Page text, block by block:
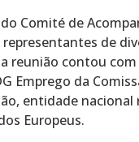
Comité de
representantes de
reunião contou
Emprego da
entidade
Europeus.